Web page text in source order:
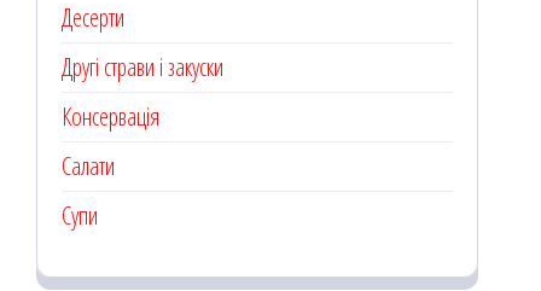
Десерти
Другі страви і закуски
Консервація
Салати
Супи